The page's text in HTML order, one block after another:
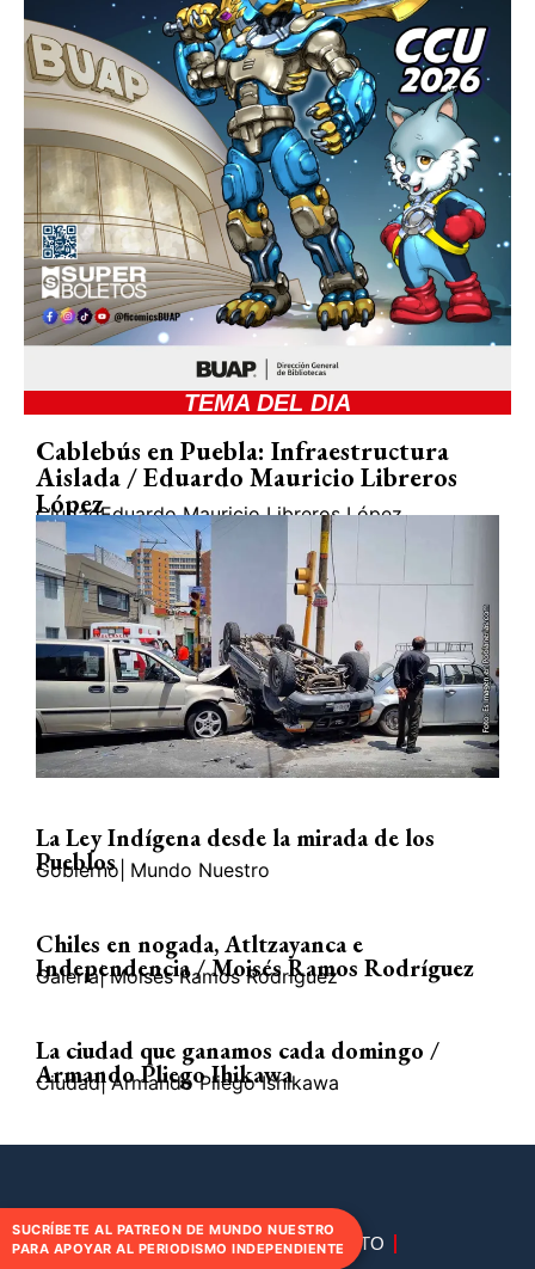
TEMA DEL DIA
Cablebús en Puebla: Infraestructura
Aislada / Eduardo Mauricio Libreros
López
CiudadEduardo Mauricio Libreros López
La Ley Indígena desde la mirada de los
Pueblos
Gobierno Mundo Nuestro
Chiles en nogada, Atltzayanca e
Independencia / Moisés Ramos Rodríguez
Galería| Moisés Ramos Rodríguez
La ciudad que ganamos cada domingo /
Armando Pliego Ihikawa
Ciudad| Armando Pliego Ishikawa
DIRECTORIO CONTACTO
SUCRÍBETE AL PATREON DE MUNDO NUESTRO
PARA APOYAR AL PERIODISMO INDEPENDIENTE